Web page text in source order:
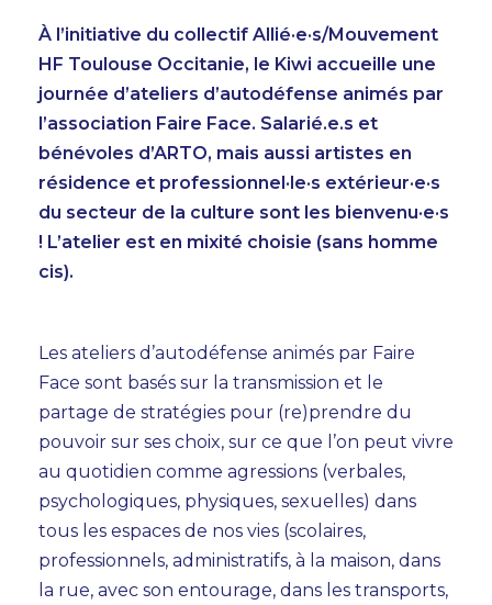
AGENDA
TEMPS FORTS
VOUS + NOUS
INFOS PRATIQUES
BILLETTERIE
À l’initiative du collectif Allié·e·s/Mouvement
HF Toulouse Occitanie, le Kiwi accueille une
journée d’ateliers d’autodéfense animés par
l’association Faire Face. Salarié.e.s et
bénévoles d’ARTO, mais aussi artistes en
résidence et professionnel·le·s extérieur·e·s
du secteur de la culture sont les bienvenu·e·s
! L’atelier est en mixité choisie (sans homme
cis).
Les ateliers d’autodéfense animés par Faire
Face sont basés sur la transmission et le
partage de stratégies pour (re)prendre du
pouvoir sur ses choix, sur ce que l’on peut vivre
au quotidien comme agressions (verbales,
psychologiques, physiques, sexuelles) dans
tous les espaces de nos vies (scolaires,
professionnels, administratifs, à la maison, dans
la rue, avec son entourage, dans les transports,